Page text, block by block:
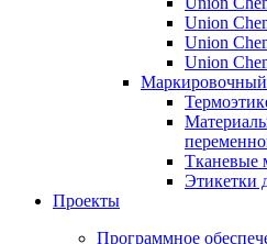
Union
Union
Union
Тканевые
Этикетки
Проекты
Программное